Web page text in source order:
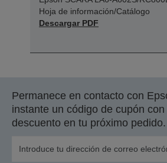
Hoja de información/Catálogo
Descargar PDF
Permanece en contacto con
instante un código de cupón con
descuento en tu próximo pedido.